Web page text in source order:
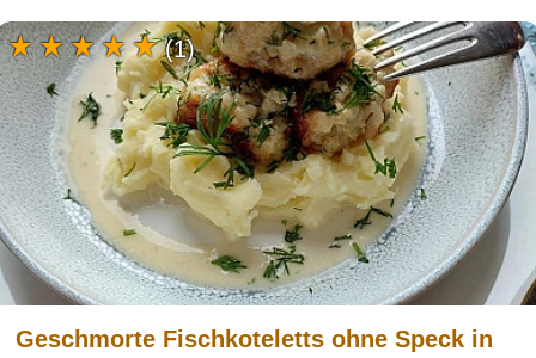
Geschmorte Fischkoteletts ohne Speck in
(1)